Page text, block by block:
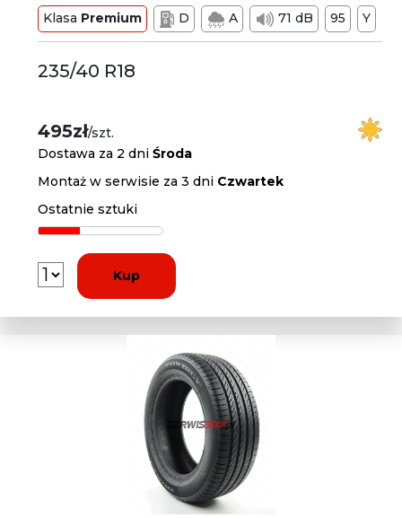
Klasa Premium D A 71 dB 95 Y
235/40 R18
495zł/szt.
Dostawa za 2 dniŚroda
Montaż w serwisie za 3 dni Czwartek
Ostatnie sztuki
Kup